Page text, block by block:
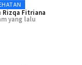
Rizqa Fitriana
yang lalu